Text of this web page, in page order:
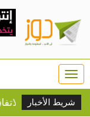
شريط الأخبار